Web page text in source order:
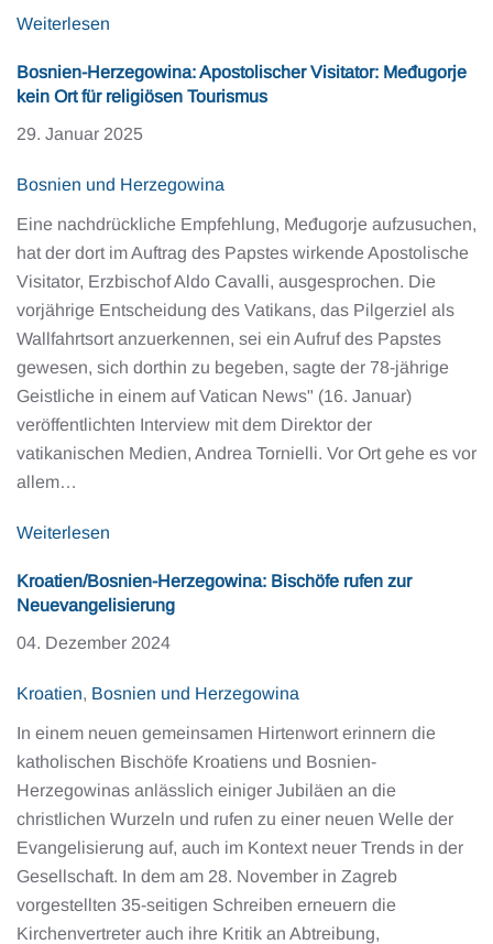
Weiterlesen
Bosnien-Herzegowina: Apostolischer Visitator: Međugorje
kein Ort für religiösen Tourismus
29. Januar 2025
Bosnien und Herzegowina
Eine nachdrückliche Empfehlung, Međugorje aufzusuchen,
hat der dort im Auftrag des Papstes wirkende Apostolische
Visitator, Erzbischof Aldo Cavalli, ausgesprochen. Die
vorjährige Entscheidung des Vatikans, das Pilgerziel als
Wallfahrtsort anzuerkennen, sei ein Aufruf des Papstes
gewesen, sich dorthin zu begeben, sagte der 78-jährige
Geistliche in einem auf Vatican News" (16. Januar)
veröffentlichten Interview mit dem Direktor der
vatikanischen Medien, Andrea Tornielli. Vor Ort gehe es vor
allem…
Weiterlesen
Kroatien/Bosnien-Herzegowina: Bischöfe rufen zur
Neuevangelisierung
04. Dezember 2024
Kroatien, Bosnien und Herzegowina
In einem neuen gemeinsamen Hirtenwort erinnern die
katholischen Bischöfe Kroatiens und Bosnien-
Herzegowinas anlässlich einiger Jubiläen an die
christlichen Wurzeln und rufen zu einer neuen Welle der
Evangelisierung auf, auch im Kontext neuer Trends in der
Gesellschaft. In dem am 28. November in Zagreb
vorgestellten 35-seitigen Schreiben erneuern die
Kirchenvertreter auch ihre Kritik an Abtreibung,